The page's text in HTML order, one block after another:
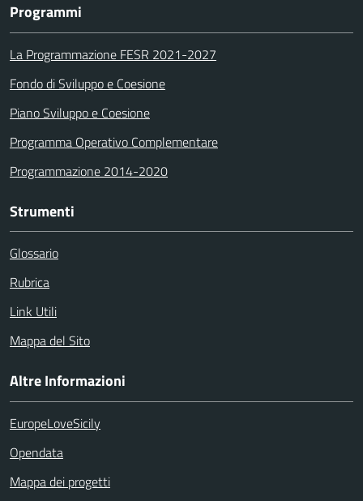
Programmi
La Programmazione FESR 2021-2027
Fondo di Sviluppo e Coesione
Piano Sviluppo e Coesione
Programma Operativo Complementare
Programmazione 2014-2020
Strumenti
Glossario
Rubrica
Link Utili
Mappa del Sito
Altre Informazioni
EuropeLoveSicily
Opendata
Mappa dei progetti